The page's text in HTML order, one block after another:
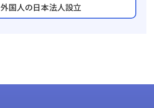
外国人の日本法人設立